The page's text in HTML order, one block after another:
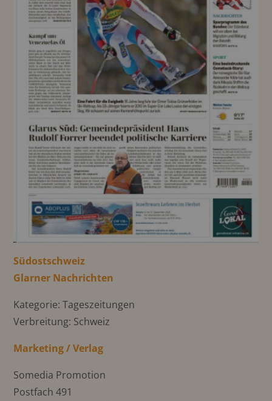
Südostschweiz
Glarner Nachrichten
Kategorie: Tageszeitungen
Verbreitung: Schweiz
Marketing / Verlag
Somedia Promotion
Postfach 491